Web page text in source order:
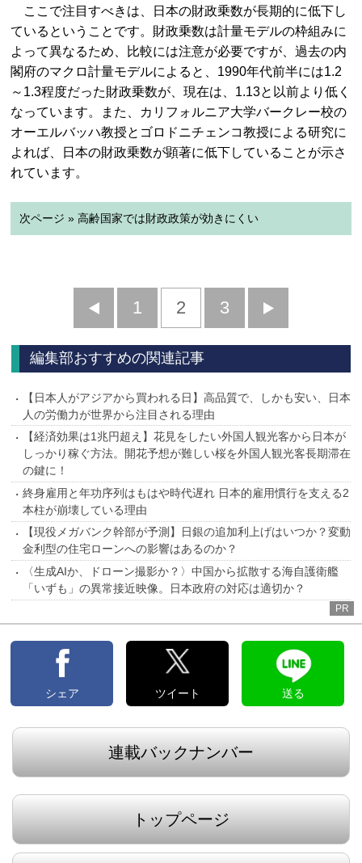
ここで注目すべきは、日本の財政乗数が長期的に低下し
ているということです。財政乗数は計量モデルの枠組みに
よって異なるため、比較には注意が必要ですが、過去の内
閣府のマクロ計量モデルによると、1990年代前半には1.2
～1.3程度だった財政乗数が、現在は、1.13と以前より低く
なっています。また、カリフォルニア大学バークレー校の
オーエルバッハ教授とゴロドニチェンコ教授による研究に
よれば、日本の財政乗数が顕著に低下していることが示さ
れています。
次ページ » 高齢国家では財政政策が効きにくい
前
へ
1 2 3
へ
編集部おすすめの関連記事
【日本人がアジアから買われる日】高品質で、しかも安い、日本
人の労働力が世界から注目される理由
【経済効果は1兆円超え】花見をしたい外国人観光客から日本が
しっかり稼ぐ方法。開花予想が難しい桜を外国人観光客長期滞在
の鍵に！
終身雇用と年功序列はもはや時代遅れ 日本的雇用慣行を支える2
本柱が崩壊している理由
【現役メガバンク幹部が予測】日銀の追加利上げはいつか？変動
金利型の住宅ローンへの影響はあるのか？
〈生成AIか、ドローン撮影か？〉中国から拡散する海自護衛艦
「いずも」の異常接近映像。日本政府の対応は適切か？
PR
シェア ツイート 送る
連載バックナンバー
トップページ